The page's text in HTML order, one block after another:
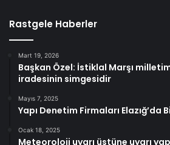
Rastgele Haberler
Mart 19, 2026
Başkan Özel: İstiklal Marşı
iradesinin simgesidir
Mayıs 7, 2025
Yapı Denetim Firmaları Elazığ’da
Ocak 18, 2025
Meteoroloji uyarı üstüne uyarı